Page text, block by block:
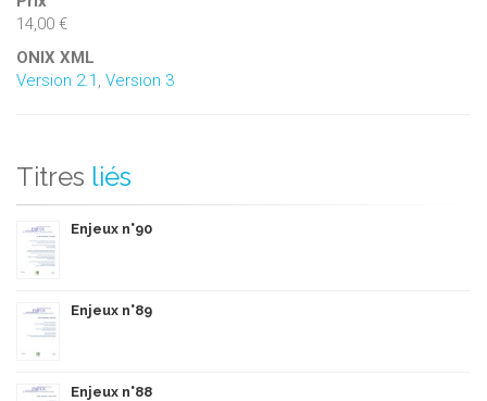
14,00 €
ONIX XML
Version 2.1 , Version 3
Titres liés
Enjeux n°90
Enjeux n°89
Enjeux n°88